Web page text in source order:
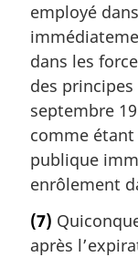
employé
dans les
des
septembre
comme
publique
enrôlement
(7)
après